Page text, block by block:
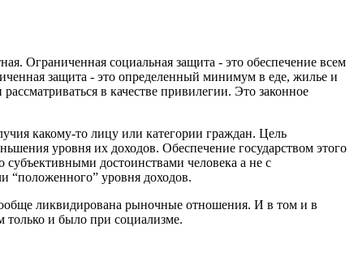
Ограниченная социальная защита - это обеспечение всем
защита - это определенный минимум в еде, жилье и
в качестве привилегии. Это законное
какому-то лицу или категории граждан. Цель
уровня их доходов. Обеспечение государст­вом этого
субъективными достоинствами человека а не с
“положенного” уровня доходов.
ликвидирована рыночные отношения. И в том и в
только и было при социализме.